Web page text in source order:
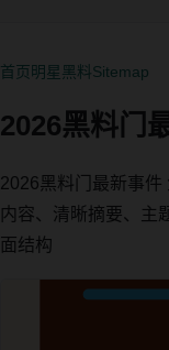
首页明星黑料Sitemap
2026黑料门
2026黑料门最新事
内容、清晰摘要、主
面结构